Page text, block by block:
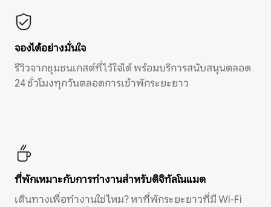
จองได้อย่างมั่นใจ
รีวิวจากชุมชนเกสต์ที่ไว้ใจได้ พร้อมบริการสนับสนุนตลอด
24 ชั่วโมงทุกวันตลอดการเข้าพักระยะยาว
ที่พักเหมาะกับการทำงานสำหรับดิจิทัลโนแมด
เดินทางเพื่อทำงานใช่ไหม? หาที่พักระยะยาวที่มี Wi-Fi